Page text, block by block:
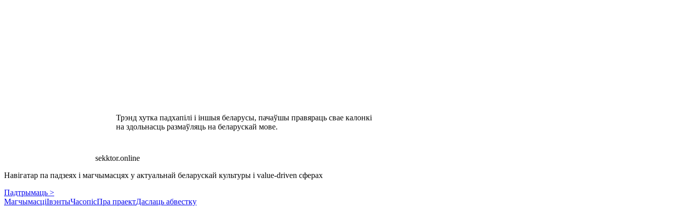
Трэнд хутка падхапілі і іншыя беларусы, пачаўшы правяраць свае калонкі
на здольнасць размаўляць на беларускай мове.
sekktor.online
Навігатар па падзеях і магчымасцях у актуальнай беларускай культуры і value-driven сферах
Падтрымаць >
МагчымасціІвэнтыЧасопісПра праектДаслаць абвестку